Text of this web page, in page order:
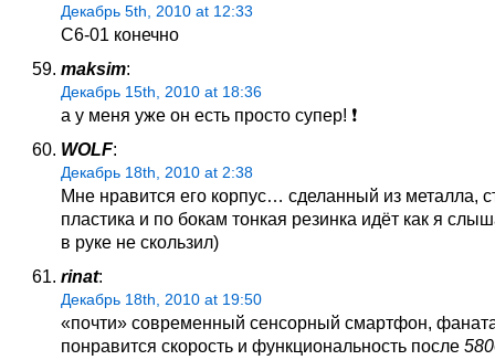
Декабрь 5th, 2010 at 12:33
С6-01 конечно
maksim:
Декабрь 15th, 2010 at 18:36
а у меня уже он есть просто супер! ❗
WOLF:
Декабрь 18th, 2010 at 2:38
Мне нравится его корпус… сделанный из металла,
пластика и по бокам тонкая резинка идёт как я
в руке не скользил)
rinat:
Декабрь 18th, 2010 at 19:50
«почти» современный сенсорный смартфон,
понравится скорость и функциональность после